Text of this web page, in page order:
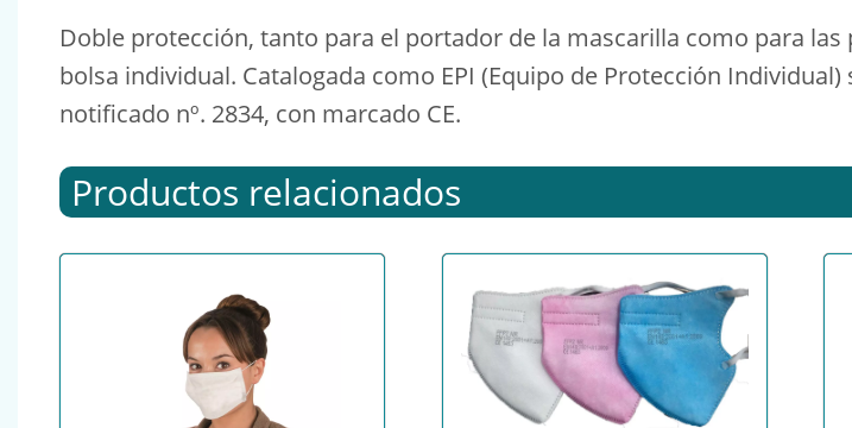
Doble protección, tanto para el portador de la mascarilla como para
bolsa individual. Catalogada como EPI (Equipo de Protección
notificado nº. 2834, con marcado CE.
Productos relacionados